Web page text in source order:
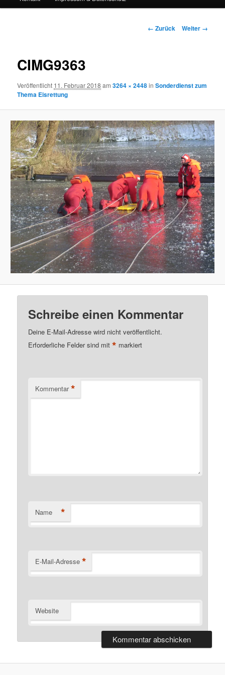
Bilder-
← Zurück Weiter →
CIMG9363
Veröffentlicht 11. Februar 2018 am3264 × 2448inSonderdienst zum
Thema Eisrettung
Schreibe einen Kommentar
Deine E-Mail-Adresse wird nicht veröffentlicht.
Erforderliche Felder sind mit* markiert
Kommentar *
Name *
E-Mail-Adresse *
Website